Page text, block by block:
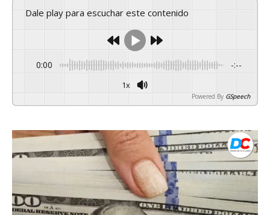
Dale play para escuchar este contenido
0:00 -:--
1x
Powered By GSpeech